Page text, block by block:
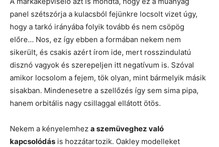
panel szétszórja a kulacsból fejünkre locsolt vizet úgy,
hogy a tarkó irányába folyik tovább és nem csöpög
előre… Nos, ez így ebben a formában nekem nem
sikerült, és csakis azért írom ide, mert rosszindulatú
disznó vagyok és szerepeljen itt negatívum is. Szóval
amikor locsolom a fejem, tök olyan, mint bármelyik másik
sisakban. Mindenesetre a szellőzés így sem sima pipa,
hanem orbitális nagy csillaggal ellátott ötös.
Nekem a kényelemhez a szemüveghez való
kapcsolódás is hozzátartozik. Oakley modelleket